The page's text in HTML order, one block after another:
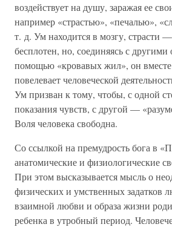
воздействует на душу, заражая ее
например «страстью», «печалью»,
т. д. Ум находится в мозгу, страсти
бесплотен, но, соединяясь с другими
помощью «кровавых жил», он вместе
повелевает человеческой
Ум призван к тому, чтобы, с одной
показания чувств, с другой —
Воля человека свободна.
Со ссылкой на премудрость бога в
анатомические и физиологические
При этом высказывается мысль о
физических и умственных задатков
взаимной любви и образа жизни
ребенка в утробный период.